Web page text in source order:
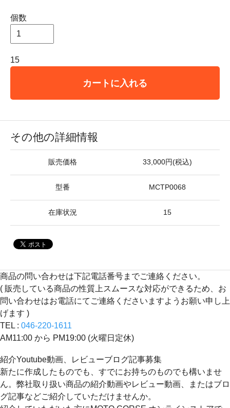
個数
15
カートに入れる
その他の詳細情報
販売価格 33,000円(税込)
型番 MCTP0068
在庫状況 15
商品の問い合わせは下記電話番号までご連絡ください。
( 販売している商品の性質上スムースな対応ができるため、お
問い合わせはお電話にてご連絡くださいますようお願い申し上
げます )
TEL : 046-220-1611
AM11:00 から PM19:00 (火曜日定休)
紹介Youtube動画、レビューブログ記事募集
新たに作成したものでも、すでにお持ちのものでも構いませ
ん。弊社取り扱い商品の紹介動画やレビュー動画、またはブロ
グ記事などご紹介していただけませんか。